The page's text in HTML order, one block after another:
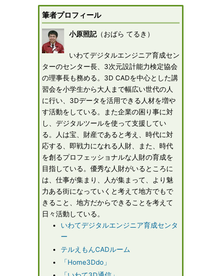
筆者プロフィール
小原照記（おばら てるき）
いわてデジタルエンジニア育成セン
ターのセンター長、3次元設計能力検定協会
の理事長も務める。3D CADを中心とした講
習会を小学生から大人まで幅広い世代の人
に行い、3Dデータを活用できる人材を増や
す活動をしている。また企業の困り事に対
し、デジタルツールを使って支援してい
る。人は宝、財産であると考え、時代に対
応する、即戦力になれる人財、また、時代
を創るプロフェッショナルな人財の育成を
目指している。優秀な人財がいるところに
は、仕事が集まり、人が集まって、より魅
力ある街になっていくと考えて地方でもで
きること、地方だからできることを考えて
日々活動している。
いわてデジタルエンジニア育成センタ
ー
テルえもんCADルーム
「Home3Ddo」